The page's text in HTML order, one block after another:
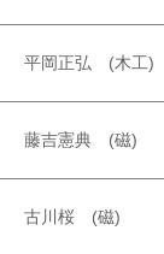
平岡正弘 (木工)
藤吉憲典 (磁)
古川桜 (磁)